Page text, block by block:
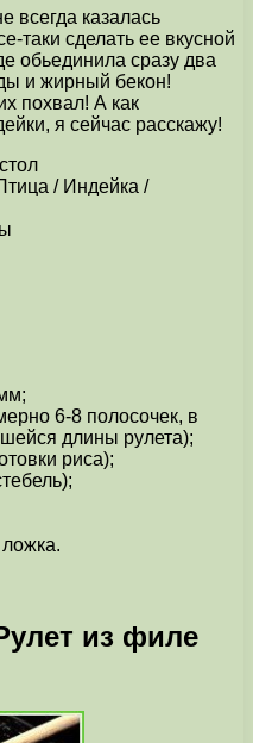
всегда казалась
таки сделать ее вкусной
обьединила сразу два
и жирный бекон!
похвал! А как
я сейчас расскажу!
/ Индейка /
6-8 полосочек, в
длины рулета);
риса);
из филе